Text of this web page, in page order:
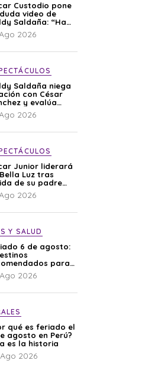
Custodio pone
video de
Saldaña: “Hay
que de repente
editado”
2026
Saldaña niega
con César
y evalúa
a su
“Es una
2026
Junior liderará
Luz tras
de su padre
polémica con
Saldaña
2026
Y SALUD
6 de agosto:
para
el descanso
2026
qué es feriado el
agosto en Perú?
es la historia
2026